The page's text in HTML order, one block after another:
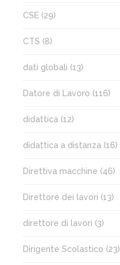
CSE (29)
CTS (8)
dati globali (13)
Datore di Lavoro (116)
didattica (12)
didattica a distanza (16)
Direttiva macchine (46)
Direttore dei lavori (13)
direttore di lavori (3)
Dirigente Scolastico (23)